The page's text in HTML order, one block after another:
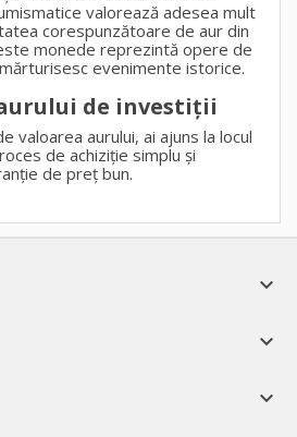
valorează adesea mult
corespunzătoare de aur din
monede reprezintă opere de
evenimente istorice.
de investiții
valoarea aurului, ai ajuns la locul
de achiziție simplu și
de preț bun.


